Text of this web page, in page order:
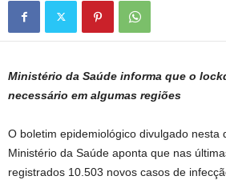
Ministério da Saúde informa que o
necessário em algumas regiões
O boletim epidemiológico divulgado nesta
Ministério da Saúde aponta que nas
registrados 10.503 novos casos de